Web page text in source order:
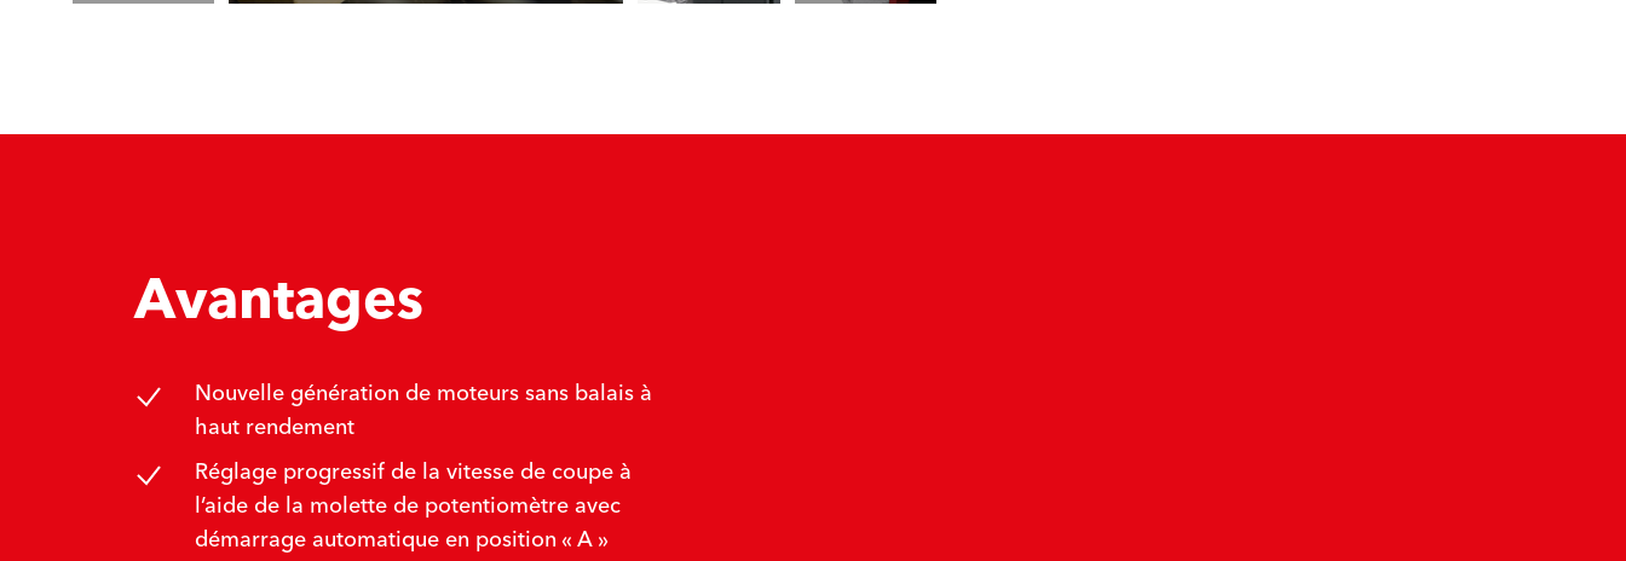
Avantages
Nouvelle génération de moteurs sans balais à
haut rendement
Réglage progressif de la vitesse de coupe à
l’aide de la molette de potentiomètre avec
démarrage automatique en position « A »